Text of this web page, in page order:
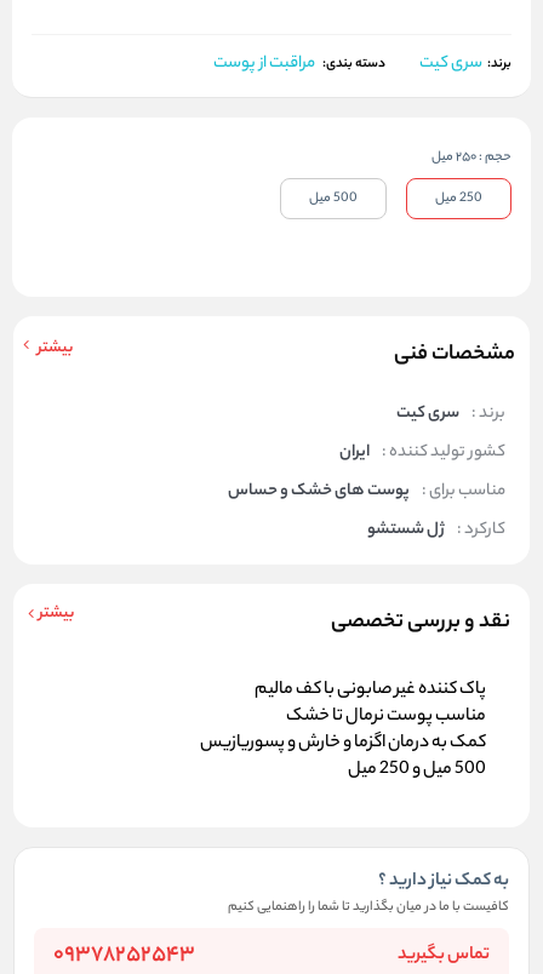
برند: سری کیت دسته بندی: مراقبت از پوست
مشخصات فنی بیشتر
برند : سری کیت
کشور تولید کننده : ایران
مناسب برای : پوست های خشک و حساس
کارکرد : ژل شستشو
نقد و بررسی تخصصی بیشتر
پاک کننده غیر صابونی با کف مالیم
مناسب پوست نرمال تا خشک
کمک به درمان اگزما و خارش و پسوریازیس
500 میل و 250 میل
به کمک نیاز دارید ؟
کافیست با ما در میان بگذارید تا شما را راهنمایی کنیم
تماس بگیرید 09378252543
حجم:250 میل
250 میل
500 میل